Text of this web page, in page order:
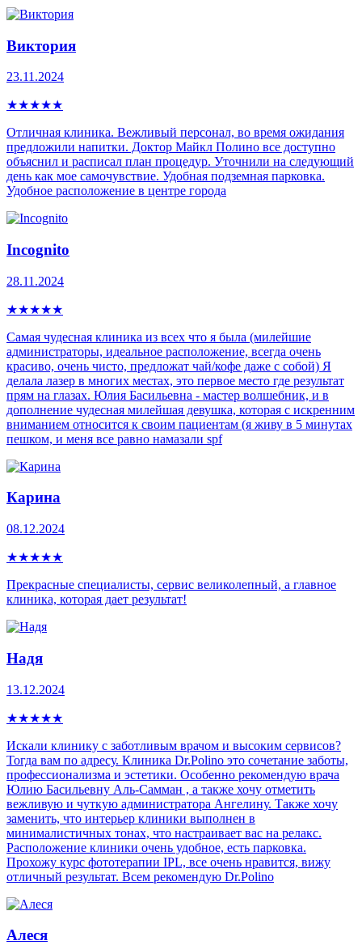
Виктория
23.11.2024
★★★★★
Отличная клиника. Вежливый персонал, во время ожидания
предложили напитки. Доктор Майкл Полино все доступно
объяснил и расписал план процедур. Уточнили на следующий
день как мое самочувствие. Удобная подземная парковка.
Удобное расположение в центре города
Incognito
28.11.2024
★★★★★
Самая чудесная клиника из всех что я была (милейшие
администраторы, идеальное расположение, всегда очень
красиво, очень чисто, предложат чай/кофе даже с собой) Я
делала лазер в многих местах, это первое место где результат
прям на глазах. Юлия Басильевна - мастер волшебник, и в
дополнение чудесная милейшая девушка, которая с искренним
вниманием относится к своим пациентам (я живу в 5 минутах
пешком, и меня все равно намазали spf
Карина
08.12.2024
★★★★★
Прекрасные специалисты, сервис великолепный, а главное
клиника, которая дает результат!
Надя
13.12.2024
★★★★★
Искали клинику с заботливым врачом и высоким сервисов?
Тогда вам по адресу. Клиника Dr.Polino это сочетание заботы,
профессионализма и эстетики. Особенно рекомендую врача
Юлию Басильевну Аль-Самман , а также хочу отметить
вежливую и чуткую администратора Ангелину. Также хочу
заменить, что интерьер клиники выполнен в
минималистичных тонах, что настраивает вас на релакс.
Расположение клиники очень удобное, есть парковка.
Прохожу курс фототерапии IPL, все очень нравится, вижу
отличный результат. Всем рекомендую Dr.Polino
Алеся